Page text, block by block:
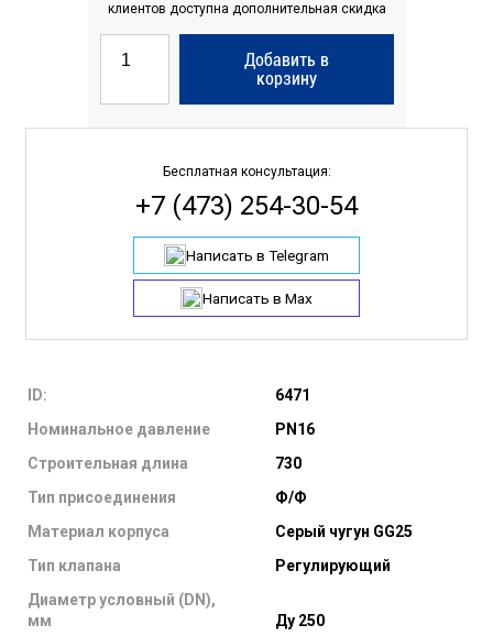
ID:
6471
Номинальное давление
PN16
Строительная длина
730
Тип присоединения
Ф/Ф
Материал корпуса
Серый чугун GG25
Тип клапана
Регулирующий
Диаметр условный (DN),
мм
Ду 250
клиентов доступна дополнительная скидка
Добавить в
корзину
Бесплатная консультация:
+7 (473) 254-30-54
Написать в Telegram
Написать в Max